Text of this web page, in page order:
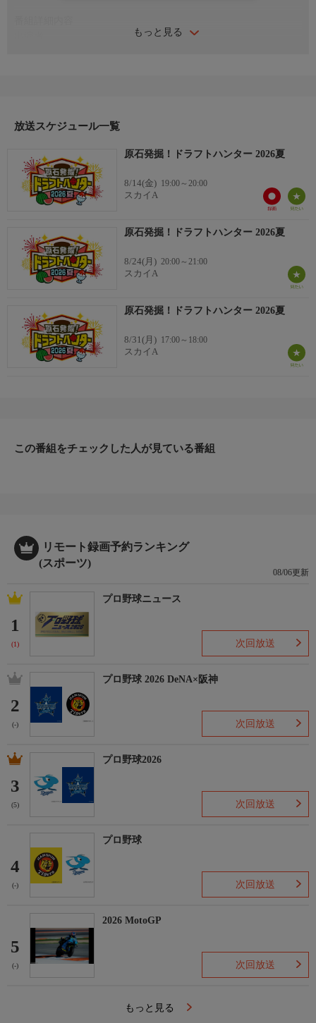
もっと見る
放送スケジュール一覧
原石発掘！ドラフトハンター 2026夏
8/14(金) 19:00～20:00
スカイA
原石発掘！ドラフトハンター 2026夏
8/24(月) 20:00～21:00
スカイA
原石発掘！ドラフトハンター 2026夏
8/31(月) 17:00～18:00
スカイA
この番組をチェックした人が見ている番組
リモート録画予約ランキング
(スポーツ)
08/06更新
1
(1)
プロ野球ニュース
次回放送
2
(-)
プロ野球 2026 DeNA×阪神
次回放送
3
(5)
プロ野球2026
次回放送
4
(-)
プロ野球
次回放送
5
(-)
2026 MotoGP
次回放送
もっと見る